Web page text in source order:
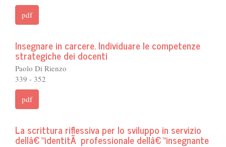
pdf
Insegnare in carcere. Individuare le competenze
strategiche dei docenti
Paolo Di Rienzo
339 - 352
pdf
La scrittura riflessiva per lo sviluppo in servizio
dellâ€™identitÃ professionale dellâ€™insegnante